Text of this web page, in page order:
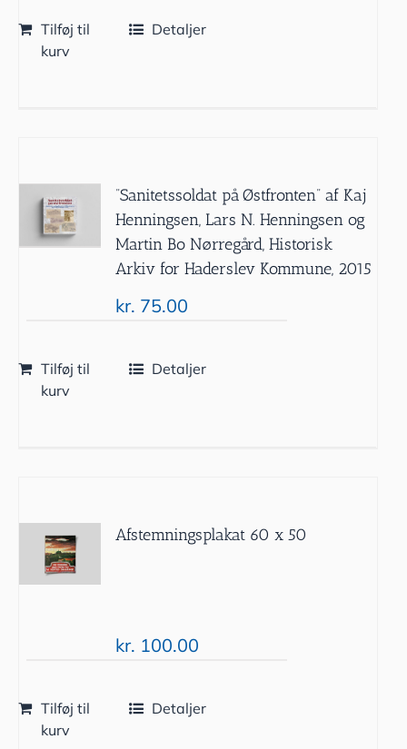
Tilføj til
kurv
Detaljer
”Sanitetssoldat på Østfronten” af Kaj
Henningsen, Lars N. Henningsen og
Martin Bo Nørregård, Historisk
Arkiv for Haderslev Kommune, 2015
kr. 75.00
Tilføj til
kurv
Detaljer
Afstemningsplakat 60 x 50
kr. 100.00
Tilføj til
kurv
Detaljer